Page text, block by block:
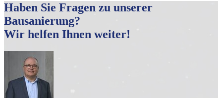
Haben Sie Fragen zu unserer
Bausanierung?
Wir helfen Ihnen weiter!